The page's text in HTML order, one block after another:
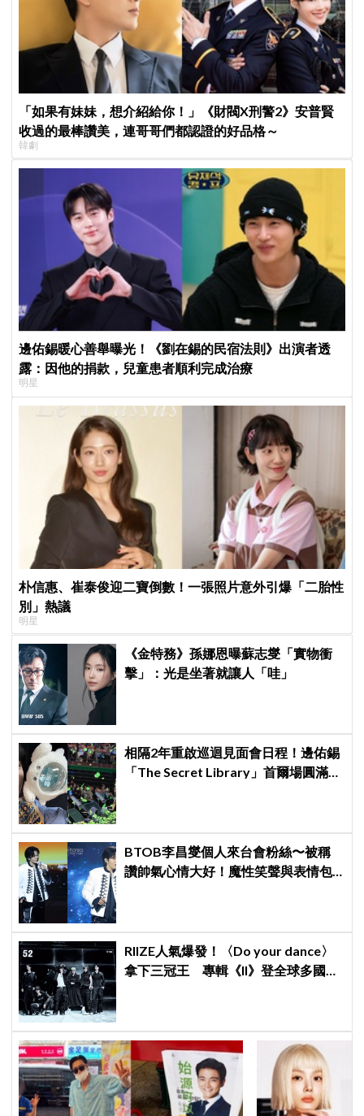
「如果有妹妹，想介紹給你！」《財閥X刑警2》安普賢
收過的最棒讚美，連哥哥們都認證的好品格～
韓劇
邊佑錫暖心善舉曝光！《劉在錫的民宿法則》出演者透
露：因他的捐款，兒童患者順利完成治療
明星
朴信惠、崔泰俊迎二寶倒數！一張照片意外引爆「二胎性
別」熱議
明星
《金特務》孫娜恩曝蘇志燮「實物衝
擊」：光是坐著就讓人「哇」
相隔2年重啟巡迴見面會日程！邊佑錫
「The Secret Library」首爾場圓滿結
BTOB李昌燮個人來台會粉絲〜被稱
讚帥氣心情大好！魔性笑聲與表情包
RIIZE人氣爆發！〈Do your dance〉
拿下三冠王 專輯《II》登全球多國排